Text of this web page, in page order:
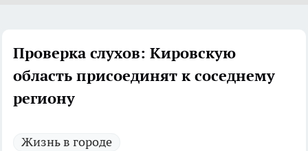
Проверка слухов: Кировскую
область присоединят к соседнему
региону
Жизнь в городе